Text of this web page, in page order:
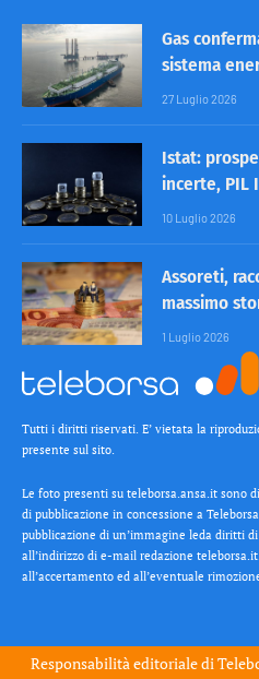
Gas
sistema
27 Luglio 2026
Istat:
incerte, PIL
10 Luglio 2026
Assoreti,
massimo
1 Luglio 2026
Tutti i diritti riservati. E’ vietata la
presente sul sito.
Le foto presenti su teleborsa.ansa.it sono
di pubblicazione in concessione a
pubblicazione di un’immagine leda diritti
all’indirizzo di e-mail redazione
all’accertamento ed all’eventuale
Responsabilità editoriale di